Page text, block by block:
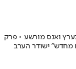
זמר נערץ ואנס מורשע • פרק
נפתח מחדש" ישודר הערב